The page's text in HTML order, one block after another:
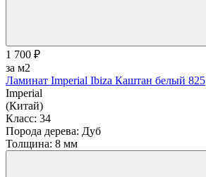
1 700 ₽
за м2
Ламинат Imperial Ibiza Каштан белый 825
Imperial
(Китай)
Класс: 34
Порода дерева: Дуб
Толщина: 8 мм